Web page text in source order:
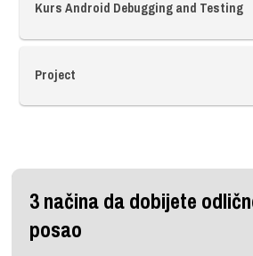
Kurs Android Debugging and Testing
Project
3 načina da dobijete
posao